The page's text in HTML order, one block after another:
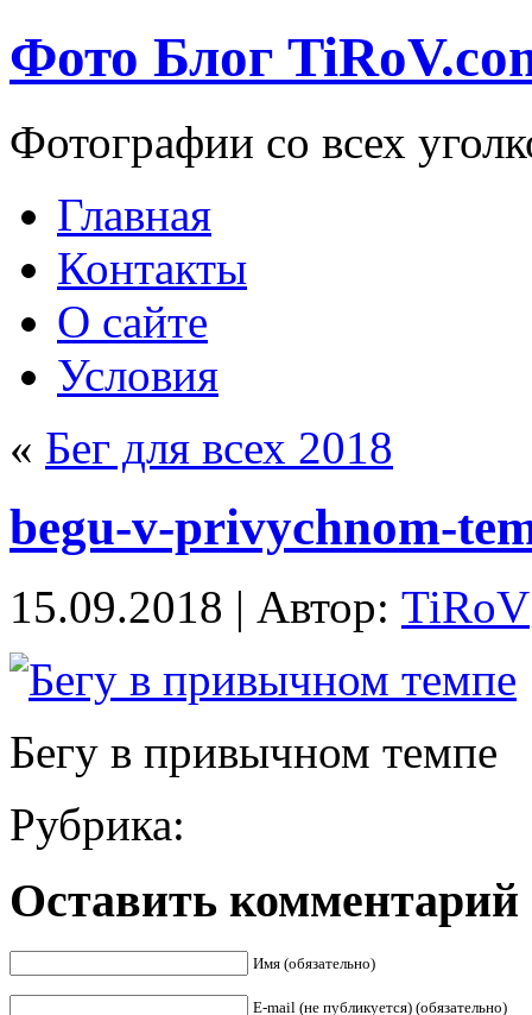
Фото Блог
Фотографии со всех
Главная
Контакты
О сайте
Условия
« Бег для всех 2018
begu-v-privychnom-
15.09.2018 | Автор: TiRoV
Бегу в привычном темпе
Рубрика:
Оставить комментарий
Имя (обязательно)
E-mail (не публикуется) (обязательно)